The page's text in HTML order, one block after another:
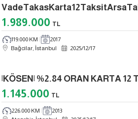
1.989.000 TL
119.000 KM
2017
Bağcılar, İstanbul
2025/12/17
1.145.000 TL
226.000 KM
2013